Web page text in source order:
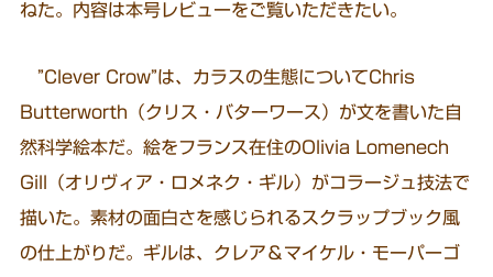
ねた。内容は本号レビューをご覧いただきたい。
”Clever Crow”は、カラスの生態についてChris
Butterworth（クリス・バターワース）が文を書いた自
然科学絵本だ。絵をフランス在住のOlivia Lomenech
Gill（オリヴィア・ロメネク・ギル）がコラージュ技法で
描いた。素材の面白さを感じられるスクラップブック風
の仕上がりだ。ギルは、クレア＆マイケル・モーパーゴ